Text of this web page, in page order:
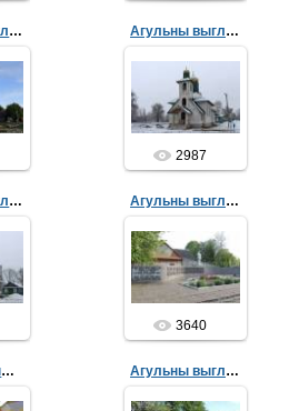
Агульны выгляд Агульны выгляд
02.03.2015
admin
2987
Агульны выгляд Агульны выгляд
22.05.2014
admin
3640
Мемарыяльныя пліты Агульны выгляд